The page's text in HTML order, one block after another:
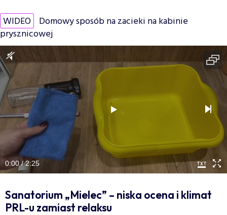
WIDEO Domowy sposób na zacieki na kabinie
prysznicowej
0:00 / 2:25
Sanatorium „Mielec” – niska ocena i klimat
PRL-u zamiast relaksu